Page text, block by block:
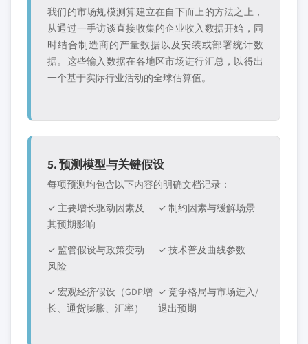
我们的市场规模测算建立在自下而上的方法之上，
从通过一手访谈直接收集的企业收入数据开始，同
时结合制造商的产量数据以及安装或部署统计数
据。这些输入数据在各地区市场进行汇总，以得出
一个基于实际行业活动的全球估算值。
5. 预测模型与关键假设
每项预测均包含以下内容的明确文档记录：
✓ 主要增长驱动因素及
其预期影响
✓ 制约因素与缓解场景
✓ 监管假设与政策变动
风险
✓ 技术普及曲线参数
✓ 宏观经济假设（GDP增
长、通货膨胀、汇率）
✓ 竞争格局与市场进入/
退出预期